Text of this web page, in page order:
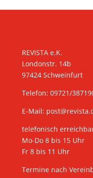
REVISTA e.K.
Londonstr. 14b
97424 Schweinfurt
Telefon: 09721/
E-Mail:
telefonisch
Mo-Do 8 bis 15 Uhr
Fr 8 bis 11 Uhr
Termine nach